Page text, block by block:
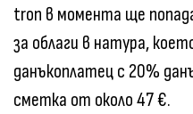
tron в момента ще
за облаги в натура,
данъкоплатец с 20%
сметка от около 47 €.